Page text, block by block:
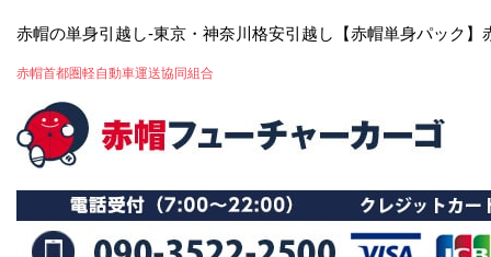
赤帽の単身引越し-東京・神奈川格安引越し【赤帽単身パック】
赤帽首都圏軽自動車運送協同組合